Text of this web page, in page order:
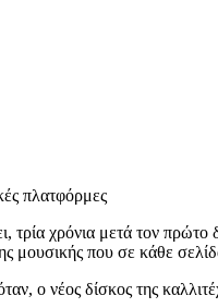
πλατφόρμες
χρόνια μετά τον
που σε κάθε
νέος δίσκος της